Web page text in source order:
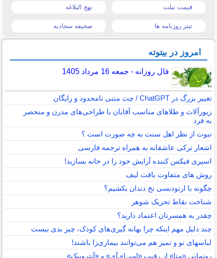
قیمت تبلت نهج البلاغه
تیتر روزنامه ها صحیفه سجادیه
امروز در بیتوته
فال روزانه - جمعه 16 مرداد 1405
تغییر بزرگ در ChatGPT / چت متنی نامحدود و رایگان
زیورآلات و طلاهای مناسب آقایان با طراحی‌های مدرن و منحصر
به فرد
نبوت از نظر اهل سنت به چه صورت است ؟
اشعار ترکی عاشقانه به همراه ترجمه فارسی
اسپری فیکس کننده آرایش خود را در خانه بسازید!
روش های متفاوت بافت لیف
چگونه با ارتودنسی نخ دندان بکشیم؟
شناخت نقاط تحریک شوهر
چقدر به همسرتان اعتماد دارید؟
چند دلیل مهم اینکه چرا بهانه گیری‌های کودک، چیز بدی نیست
لباس‎های نو و تمیز هم می‌توانند بیماری‌زا باشند!
رونمایی «متا» از رقیب «اوپن‌ای‌آی» و «آنتروپیک»